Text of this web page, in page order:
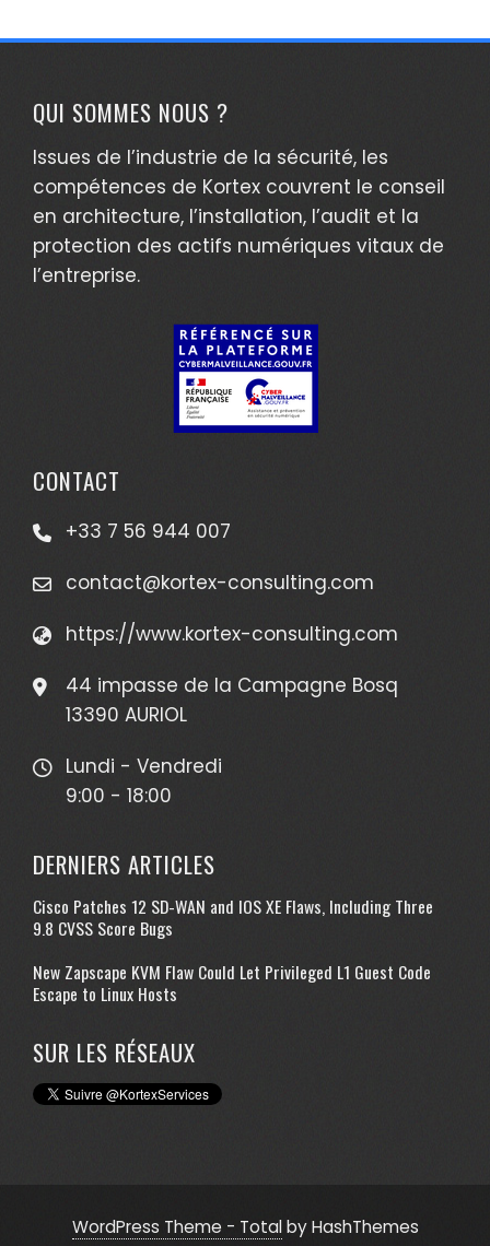
QUI SOMMES NOUS ?
Issues de l’industrie de la sécurité, les
compétences de Kortex couvrent le conseil
en architecture, l’installation, l’audit et la
protection des actifs numériques vitaux de
l’entreprise.
CONTACT
+33 7 56 944 007
contact@kortex-consulting.com
https://www.kortex-consulting.com
44 impasse de la Campagne Bosq
13390 AURIOL
Lundi - Vendredi
9:00 - 18:00
DERNIERS ARTICLES
Cisco Patches 12 SD-WAN and IOS XE Flaws, Including Three
9.8 CVSS Score Bugs
New Zapscape KVM Flaw Could Let Privileged L1 Guest Code
Escape to Linux Hosts
SUR LES RÉSEAUX
WordPress Theme - Totalby HashThemes